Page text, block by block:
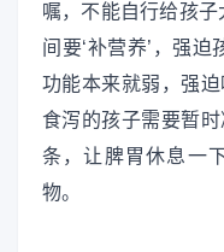
嘱，不能自行给孩子
间要‘补营养’，强
功能本来就弱，强
食泻的孩子需要暂
条，让脾胃休息一
物。